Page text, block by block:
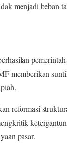
menjadi beban
memberikan
reformasi
pasar.